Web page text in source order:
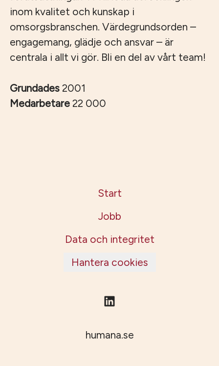
inom kvalitet och kunskap i
omsorgsbranschen. Värdegrundsorden –
engagemang, glädje och ansvar – är
centrala i allt vi gör. Bli en del av vårt team!
Grundades 2001
Medarbetare 22 000
Start
Jobb
Data och integritet
Hantera cookies
humana.se